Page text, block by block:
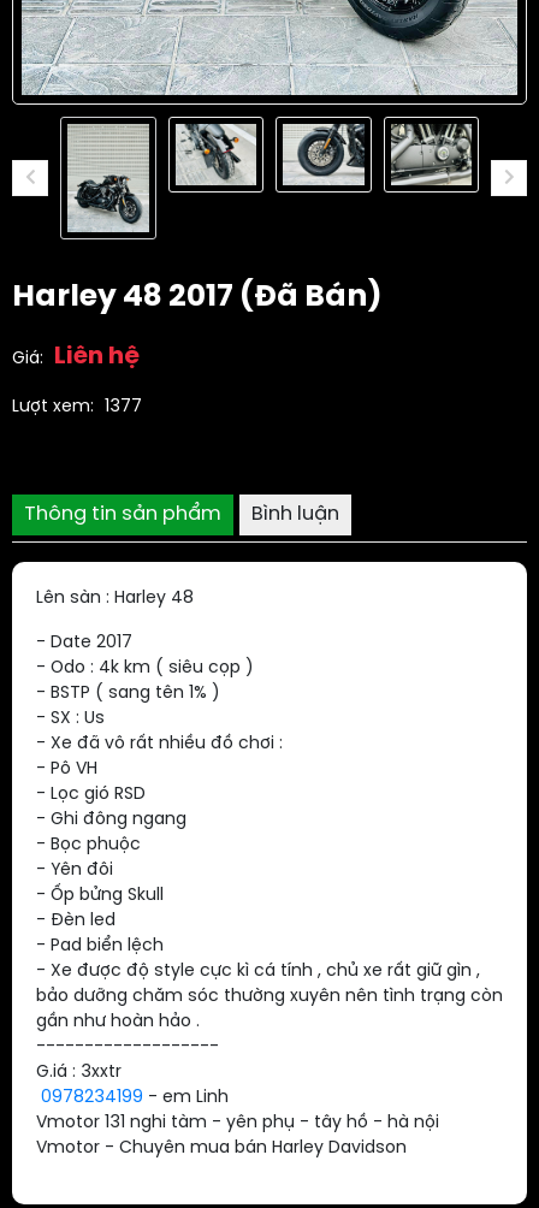
Harley 48 2017 (đã Bán)
Giá: Liên hệ
Lượt xem: 1377
Thông tin sản phẩm Bình luận
Lên sàn : Harley 48
- Date 2017
- Odo : 4k km ( siêu cọp )
- BSTP ( sang tên 1% )
- SX : Us
- Xe đã vô rất nhiều đồ chơi :
- Pô VH
- Lọc gió RSD
- Ghi đông ngang
- Bọc phuộc
- Yên đôi
- Ốp bửng Skull
- Đèn led
- Pad biển lệch
- Xe được độ style cực kì cá tính , chủ xe rất giữ gìn ,
bảo dưỡng chăm sóc thường xuyên nên tình trạng còn
gần như hoàn hảo .
-------------------
G.iá : 3xxtr
0978234199 - em Linh
Vmotor 131 nghi tàm - yên phụ - tây hồ - hà nội
Vmotor - Chuyên mua bán Harley Davidson